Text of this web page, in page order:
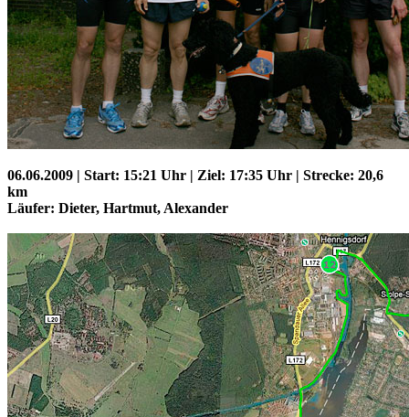
06.06.2009 | Start: 15:21 Uhr | Ziel: 17:35 Uhr | Strecke: 20,6
km
Läufer: Dieter, Hartmut, Alexander